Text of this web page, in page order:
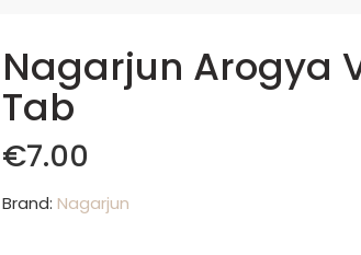
Nagarjun Arogya
Tab
€7.00
Brand: Nagarjun